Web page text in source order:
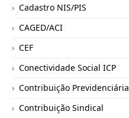
Cadastro NIS/PIS
CAGED/ACI
CEF
Conectividade Social ICP
Contribuição Previdenciária
Contribuição Sindical